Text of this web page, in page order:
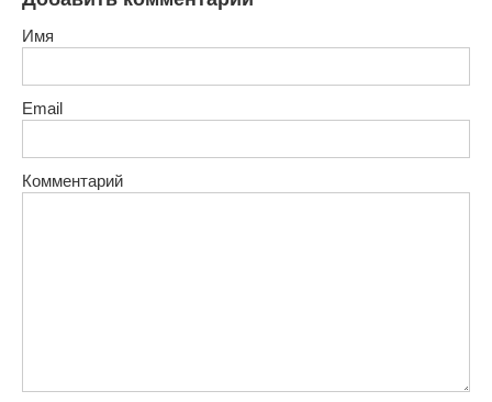
Имя
Email
Комментарий